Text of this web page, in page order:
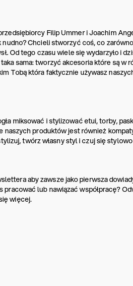
Filip Ummer i Joachim
Chcieli stworzyć coś, co
Od tego czasu wiele się wydarzyło i
sama: tworzyć akcesoria które są w
Tobą która faktycznie używasz
miksować i stylizować etui, torby,
naszych produktów jest również
twórz własny styl i czuj się
aby zawsze jako pierwsza
lub nawiązać współpracę?
więcej.